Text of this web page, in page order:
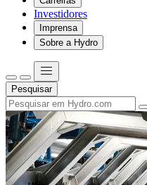
Investidores
Imprensa
Sobre a Hydro
Pesquisar